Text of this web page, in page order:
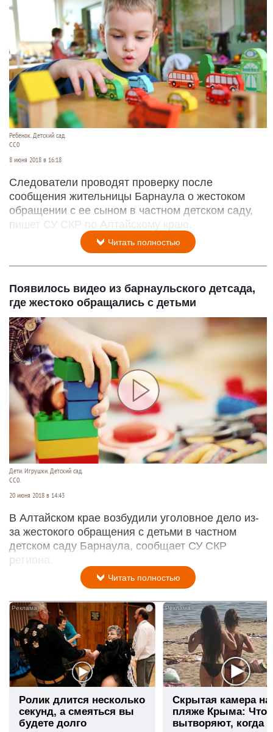
Ребенок. Детский сад.
СС0
8 июня 2018 в 16:18
Следователи проводят проверку после
сообщения жительницы Барнаула о жестоком
обращении с ее сыном в частном детском саду,
пишет СУ СКР по Алтайскому краю.
Читать полностью
Появилось видео из барнаульского детсада,
где жестоко обращались с детьми
Дети. Игрушки. Детский сад.
СС0.
20 июня 2018 в 14:43
В Алтайском крае возбудили уголовное дело из-
за жестокого обращения с детьми в частном
детском саду Барнаула, сообщает СУ СКР
региона.
Читать полностью
Ролик длится несколько
секунд, а смеяться вы
будете долго
Скрытая камера на
пляже Крыма: Что
вытворяют, когда